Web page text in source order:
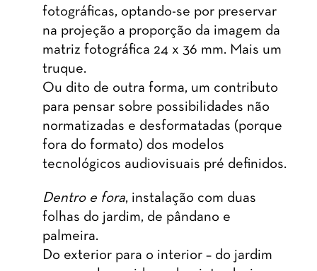
fotográficas, optando-se por preservar
na projeção a proporção da imagem da
matriz fotográfica 24 x 36 mm. Mais um
truque.
Ou dito de outra forma, um contributo
para pensar sobre possibilidades não
normatizadas e desformatadas (porque
fora do formato) dos modelos
tecnológicos audiovisuais pré definidos.
Dentro e fora, instalação com duas
folhas do jardim, de pândano e
palmeira.
Do exterior para o interior – do jardim